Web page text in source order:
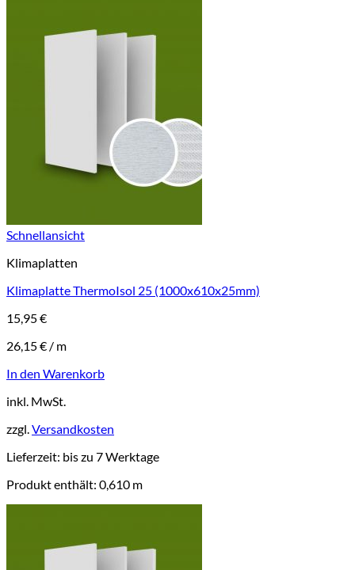
Schnellansicht
Klimaplatten
Klimaplatte ThermoIsol 25 (1000x610x25mm)
15,95€
26,15€ / m
In den Warenkorb
inkl. MwSt.
zzgl.Versandkosten
Lieferzeit: bis zu 7 Werktage
Produkt enthält: 0,610 m